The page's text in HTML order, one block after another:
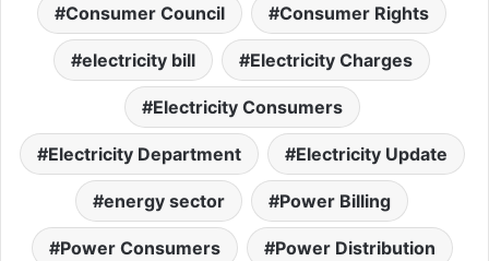
Consumer Council Consumer Rights
electricity bill Electricity Charges
Electricity Consumers
Electricity Department Electricity Update
energy sector Power Billing
Power Consumers Power Distribution